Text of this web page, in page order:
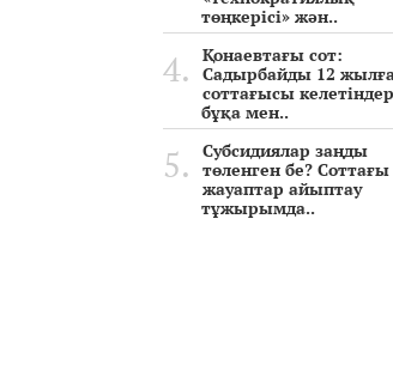
төңкерісі» жән..
Қонаевтағы сот:
Садырбайды 12
соттағысы келетіндер
бұқа мен..
Субсидиялар заңды
төленген бе? Соттағы
жауаптар айыптау
тұжырымда..